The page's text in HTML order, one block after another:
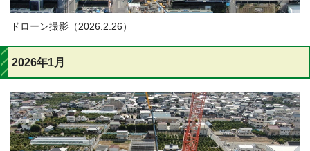
ドローン撮影（2026.2.26）
2026年1月